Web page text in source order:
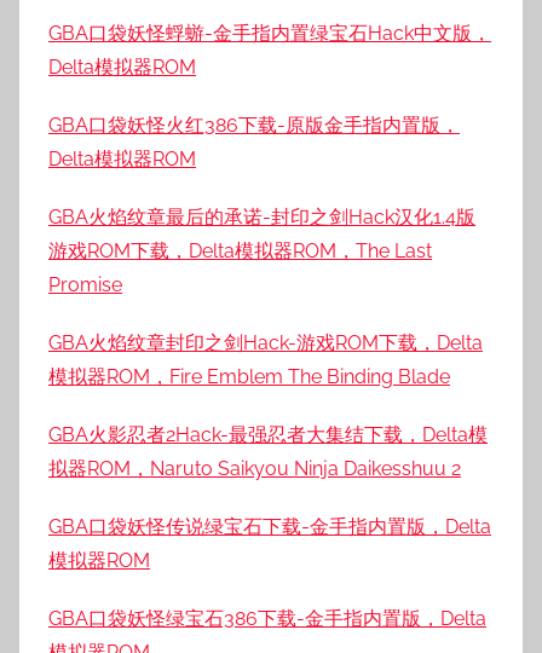
GBA口袋妖怪蜉蝣-金手指内置绿宝石Hack中文版，
Delta模拟器ROM
GBA口袋妖怪火红386下载-原版金手指内置版，
Delta模拟器ROM
GBA火焰纹章最后的承诺-封印之剑Hack汉化1.4版
游戏ROM下载，Delta模拟器ROM，The Last
Promise
GBA火焰纹章封印之剑Hack-游戏ROM下载，Delta
模拟器ROM，Fire Emblem The Binding Blade
GBA火影忍者2Hack-最强忍者大集结下载，Delta模
拟器ROM，Naruto Saikyou Ninja Daikesshuu 2
GBA口袋妖怪传说绿宝石下载-金手指内置版，Delta
模拟器ROM
GBA口袋妖怪绿宝石386下载-金手指内置版，Delta